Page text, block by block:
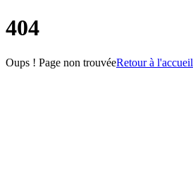
404
Oups ! Page non trouvéeRetour à l'accueil